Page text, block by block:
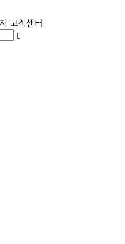
고객센터